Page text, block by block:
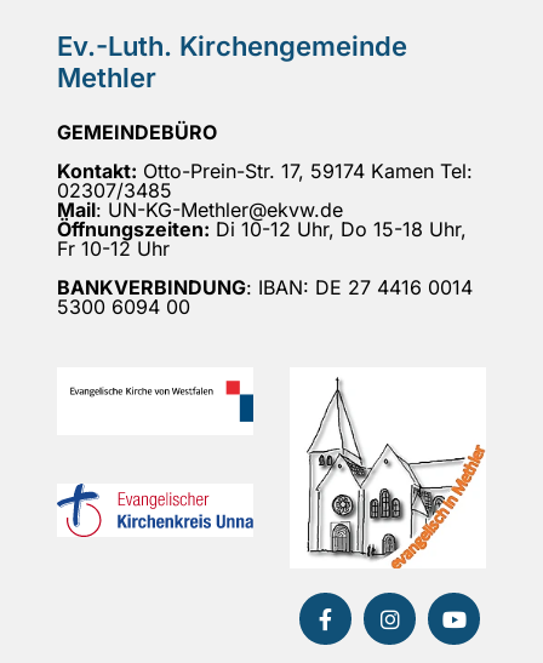
Ev.-Luth. Kirchengemeinde
Methler
GEMEINDEBÜRO
Kontakt: Otto-Prein-Str. 17, 59174 Kamen Tel:
02307/3485
Mail: UN-KG-Methler@ekvw.de
Öffnungszeiten: Di 10-12 Uhr, Do 15-18 Uhr,
Fr 10-12 Uhr
BANKVERBINDUNG: IBAN: DE 27 4416 0014
5300 6094 00